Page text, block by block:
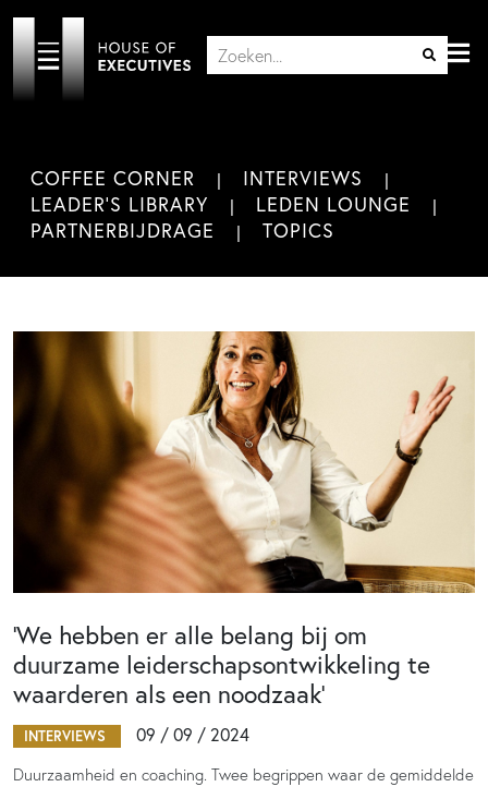
COFFEE CORNER
INTERVIEWS
LEADER'S LIBRARY
LEDEN LOUNGE
PARTNERBIJDRAGE
TOPICS
‘We hebben er alle belang bij om
duurzame leiderschapsontwikkeling te
waarderen als een noodzaak’
INTERVIEWS 09 / 09 / 2024
Duurzaamheid en coaching. Twee begrippen waar de gemiddelde